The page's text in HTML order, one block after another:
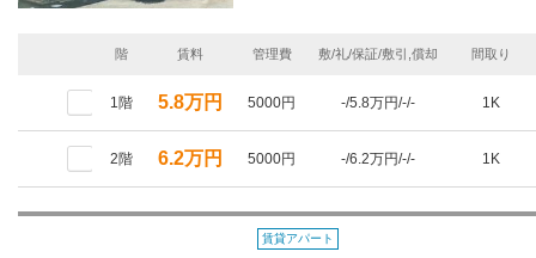
階 賃料 管理費 敷/礼/保証/敷引,償却 間取り
1階 5.8万円 5000円 -/5.8万円/-/- 1K
2階 6.2万円 5000円 -/6.2万円/-/- 1K
賃貸アパート